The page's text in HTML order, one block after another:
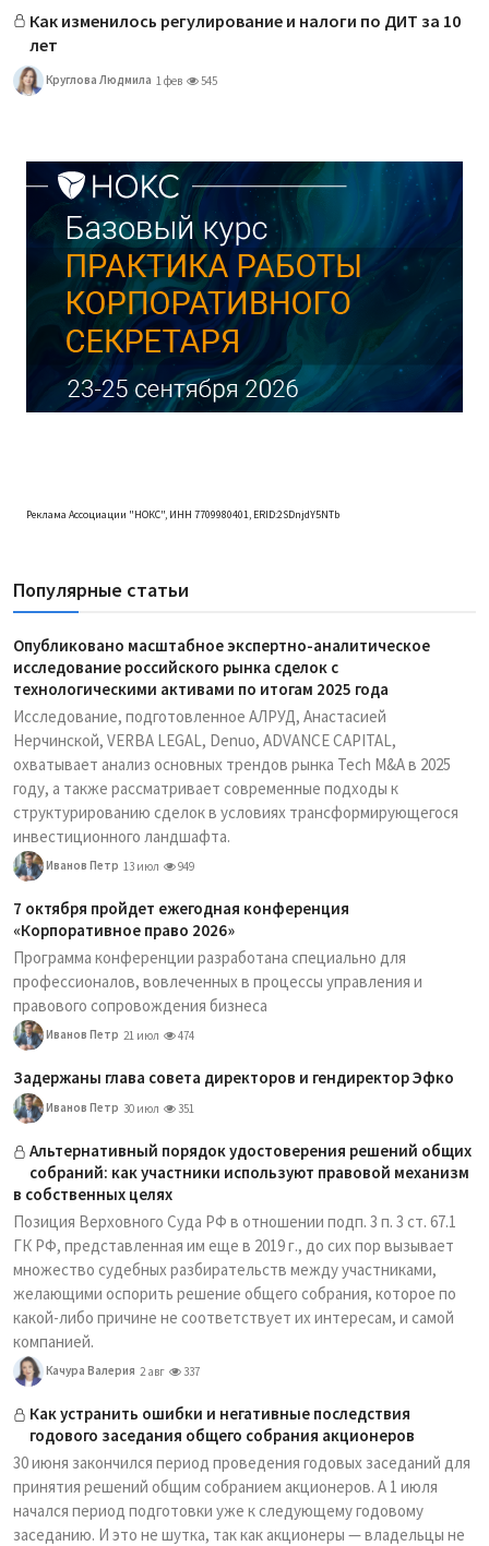
Как изменилось регулирование и налоги по ДИТ за 10
лет
Круглова Людмила 1 фев 545
Реклама Ассоциации "НОКС", ИНН 7709980401, ERID:2SDnjdY5NTb
Популярные статьи
Опубликовано масштабное экспертно-аналитическое
исследование российского рынка сделок с
технологическими активами по итогам 2025 года
Исследование, подготовленное АЛРУД, Анастасией
Нерчинской, VERBA LEGAL, Denuo, ADVANCE CAPITAL,
охватывает анализ основных трендов рынка Tech M&A в 2025
году, а также рассматривает современные подходы к
структурированию сделок в условиях трансформирующегося
инвестиционного ландшафта.
Иванов Петр 13 июл 949
7 октября пройдет ежегодная конференция
«Корпоративное право 2026»
Программа конференции разработана специально для
профессионалов, вовлеченных в процессы управления и
правового сопровождения бизнеса
Иванов Петр 21 июл 474
Задержаны глава совета директоров и гендиректор Эфко
Иванов Петр 30 июл 351
Альтернативный порядок удостоверения решений общих
собраний: как участники используют правовой механизм
в собственных целях
Позиция Верховного Суда РФ в отношении подп. 3 п. 3 ст. 67.1
ГК РФ, представленная им еще в 2019 г., до сих пор вызывает
множество судебных разбирательств между участниками,
желающими оспорить решение общего собрания, которое по
какой-либо причине не соответствует их интересам, и самой
компанией.
Качура Валерия 2 авг 337
Как устранить ошибки и негативные последствия
годового заседания общего собрания акционеров
30 июня закончился период проведения годовых заседаний для
принятия решений общим собранием акционеров. А 1 июля
начался период подготовки уже к следующему годовому
заседанию. И это не шутка, так как акционеры — владельцы не